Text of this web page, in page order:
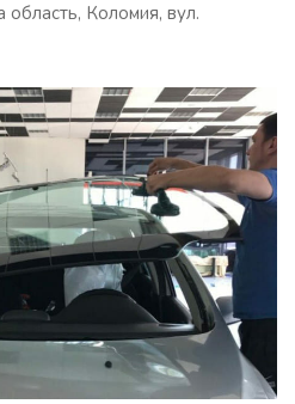
область, Коломия, вул.